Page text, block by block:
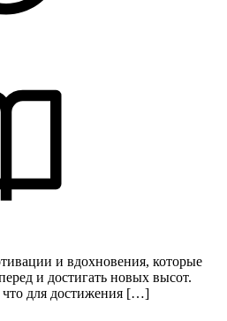
и вдохновения, которые
и достигать новых высот.
что для достижения […]